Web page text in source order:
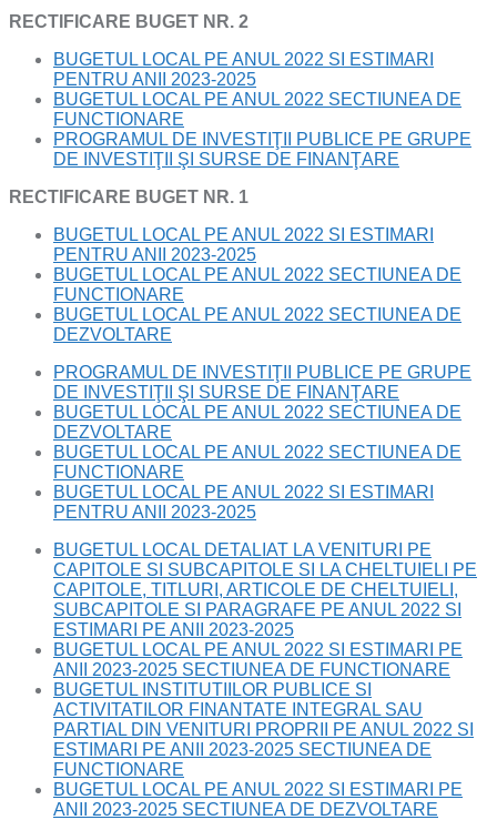
RECTIFICARE BUGET NR. 2
BUGETUL LOCAL PE ANUL 2022 SI ESTIMARI
PENTRU ANII 2023-2025
BUGETUL LOCAL PE ANUL 2022 SECTIUNEA DE
FUNCTIONARE
PROGRAMUL DE INVESTIŢII PUBLICE PE GRUPE
DE INVESTIŢII ŞI SURSE DE FINANŢARE
RECTIFICARE BUGET NR. 1
BUGETUL LOCAL PE ANUL 2022 SI ESTIMARI
PENTRU ANII 2023-2025
BUGETUL LOCAL PE ANUL 2022 SECTIUNEA DE
FUNCTIONARE
BUGETUL LOCAL PE ANUL 2022 SECTIUNEA DE
DEZVOLTARE
PROGRAMUL DE INVESTIŢII PUBLICE PE GRUPE
DE INVESTIŢII ŞI SURSE DE FINANŢARE
BUGETUL LOCAL PE ANUL 2022 SECTIUNEA DE
DEZVOLTARE
BUGETUL LOCAL PE ANUL 2022 SECTIUNEA DE
FUNCTIONARE
BUGETUL LOCAL PE ANUL 2022 SI ESTIMARI
PENTRU ANII 2023-2025
BUGETUL LOCAL DETALIAT LA VENITURI PE
CAPITOLE SI SUBCAPITOLE SI LA CHELTUIELI PE
CAPITOLE, TITLURI, ARTICOLE DE CHELTUIELI,
SUBCAPITOLE SI PARAGRAFE PE ANUL 2022 SI
ESTIMARI PE ANII 2023-2025
BUGETUL LOCAL PE ANUL 2022 SI ESTIMARI PE
ANII 2023-2025 SECTIUNEA DE FUNCTIONARE
BUGETUL INSTITUTIILOR PUBLICE SI
ACTIVITATILOR FINANTATE INTEGRAL SAU
PARTIAL DIN VENITURI PROPRII PE ANUL 2022 SI
ESTIMARI PE ANII 2023-2025 SECTIUNEA DE
FUNCTIONARE
BUGETUL LOCAL PE ANUL 2022 SI ESTIMARI PE
ANII 2023-2025 SECTIUNEA DE DEZVOLTARE